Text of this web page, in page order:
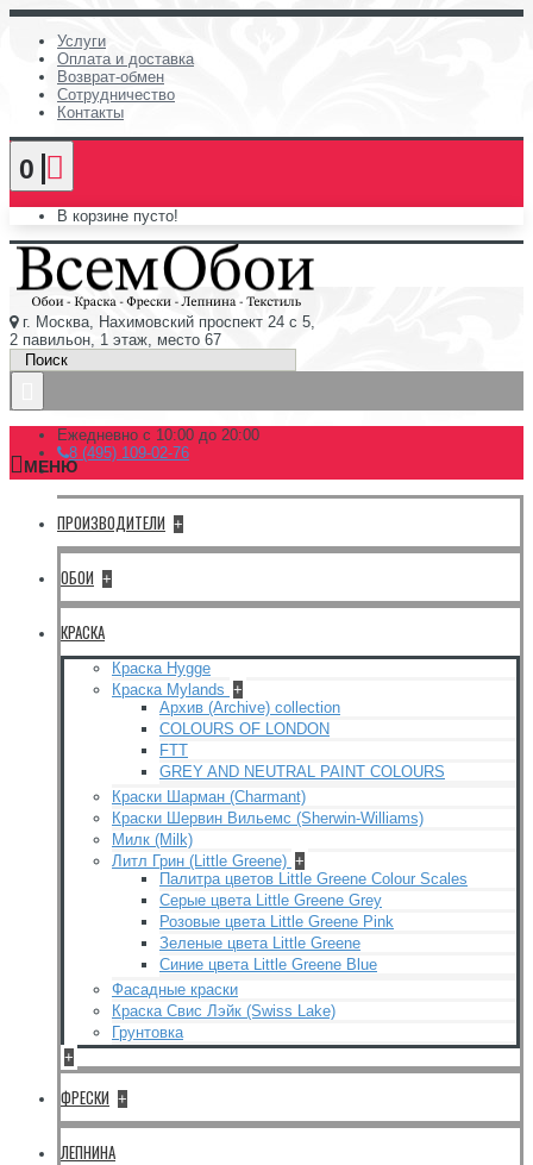
Услуги
Оплата и доставка
Возврат-обмен
Сотрудничество
Контакты
0
В корзине пусто!
г. Москва, Нахимовский проспект 24 с 5,
2 павильон, 1 этаж, место 67
Ежедневно с 10:00 до 20:00
8 (495) 109-02-76
МЕНЮ
ПРОИЗВОДИТЕЛИ +
ОБОИ +
КРАСКА
Краска Hygge
Краска Mylands +
Архив (Archive) collection
COLOURS OF LONDON
FTT
GREY AND NEUTRAL PAINT COLOURS
Краски Шарман (Charmant)
Краски Шервин Вильемс (Sherwin-Williams)
Милк (Milk)
Литл Грин (Little Greene) +
Палитра цветов Little Greene Colour Scales
Серые цвета Little Greene Grey
Розовые цвета Little Greene Pink
Зеленые цвета Little Greene
Синие цвета Little Greene Blue
Фасадные краски
Краска Свис Лэйк (Swiss Lake)
Грунтовка
+
ФРЕСКИ +
ЛЕПНИНА